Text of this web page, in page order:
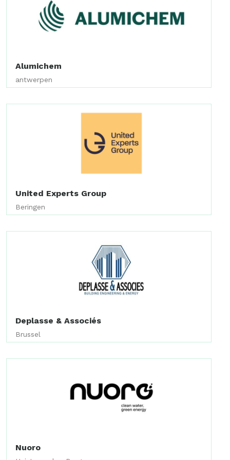
Alumichem
antwerpen
United Experts Group
Beringen
Deplasse & Associés
Brussel
Nuoro